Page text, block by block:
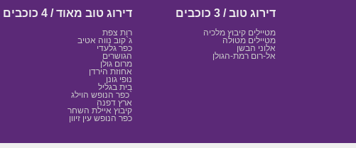
דירוג טוב / 3 כוכבים
מטיילים קיבוץ מלכיה
מטיילים מטולה
אלוני הבשן
אל-רום רמת-הגולן
דירוג טוב מאוד / 4 כוכבים
רות צפת
ג`קוב נווה אטיב
כפר גלעדי
הגושרים
מרום גולן
אחוזת הירדן
נופי גונן
בית בגליל
כפר הנופש הוילג`
ארץ דפנה
קיבוץ איילת השחר
כפר הנופש עין זיוון